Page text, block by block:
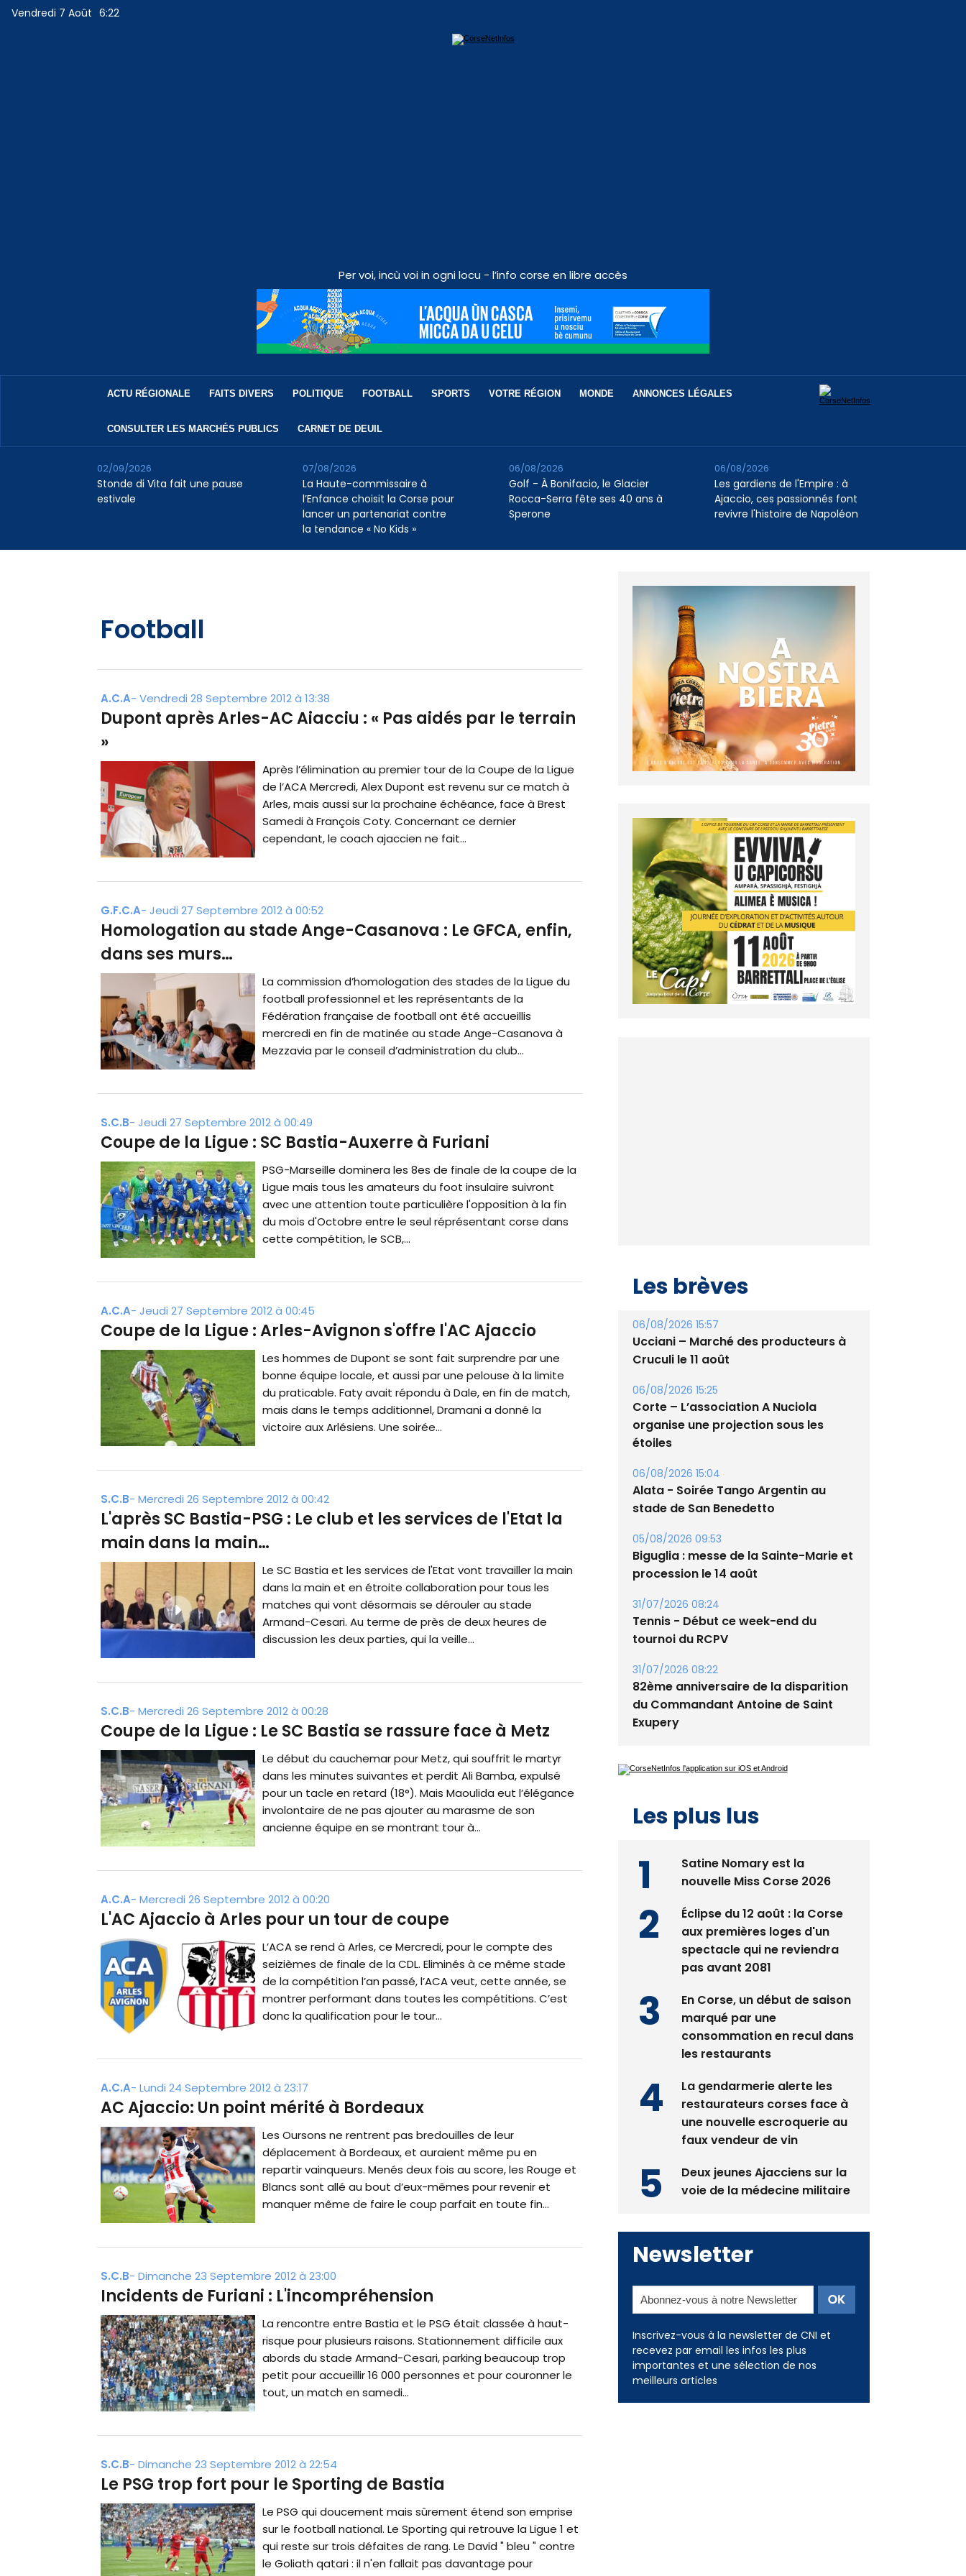
Vendredi 7 Août 6:22
Per voi, incù voi in ogni locu - l’info corse en libre accès
ACTU RÉGIONALE FAITS DIVERS POLITIQUE FOOTBALL SPORTS VOTRE RÉGION MONDE ANNONCES LÉGALES
CONSULTER LES MARCHÉS PUBLICS CARNET DE DEUIL
Stonde di Vita fait une pause
estivale
02/09/2026
La Haute-commissaire à
l’Enfance choisit la Corse pour
lancer un partenariat contre
la tendance « No Kids »
07/08/2026
Golf - À Bonifacio, le Glacier
Rocca-Serra fête ses 40 ans à
Sperone
06/08/2026
Les gardiens de l'Empire : à
Ajaccio, ces passionnés font
revivre l'histoire de Napoléon
06/08/2026
Football
A.C.A- Vendredi 28 Septembre 2012 à 13:38
Dupont après Arles-AC Aiacciu : « Pas aidés par le terrain
»
Après l’élimination au premier tour de la Coupe de la Ligue
de l’ACA Mercredi, Alex Dupont est revenu sur ce match à
Arles, mais aussi sur la prochaine échéance, face à Brest
Samedi à François Coty. Concernant ce dernier
cependant, le coach ajaccien ne fait...
G.F.C.A- Jeudi 27 Septembre 2012 à 00:52
Homologation au stade Ange-Casanova : Le GFCA, enfin,
dans ses murs…
La commission d’homologation des stades de la Ligue du
football professionnel et les représentants de la
Fédération française de football ont été accueillis
mercredi en fin de matinée au stade Ange-Casanova à
Mezzavia par le conseil d’administration du club...
S.C.B- Jeudi 27 Septembre 2012 à 00:49
Coupe de la Ligue : SC Bastia-Auxerre à Furiani
PSG-Marseille dominera les 8es de finale de la coupe de la
Ligue mais tous les amateurs du foot insulaire suivront
avec une attention toute particulière l'opposition à la fin
du mois d'Octobre entre le seul réprésentant corse dans
cette compétition, le SCB,...
A.C.A- Jeudi 27 Septembre 2012 à 00:45
Coupe de la Ligue : Arles-Avignon s'offre l'AC Ajaccio
Les hommes de Dupont se sont fait surprendre par une
bonne équipe locale, et aussi par une pelouse à la limite
du praticable. Faty avait répondu à Dale, en fin de match,
mais dans le temps additionnel, Dramani a donné la
victoire aux Arlésiens. Une soirée...
S.C.B- Mercredi 26 Septembre 2012 à 00:42
L'après SC Bastia-PSG : Le club et les services de l'Etat la
main dans la main…
Le SC Bastia et les services de l'Etat vont travailler la main
dans la main et en étroite collaboration pour tous les
matches qui vont désormais se dérouler au stade
Armand-Cesari. Au terme de près de deux heures de
discussion les deux parties, qui la veille...
S.C.B- Mercredi 26 Septembre 2012 à 00:28
Coupe de la Ligue : Le SC Bastia se rassure face à Metz
Le début du cauchemar pour Metz, qui souffrit le martyr
dans les minutes suivantes et perdit Ali Bamba, expulsé
pour un tacle en retard (18°). Mais Maoulida eut l’élégance
involontaire de ne pas ajouter au marasme de son
ancienne équipe en se montrant tour à...
A.C.A- Mercredi 26 Septembre 2012 à 00:20
L'AC Ajaccio à Arles pour un tour de coupe
L’ACA se rend à Arles, ce Mercredi, pour le compte des
seizièmes de finale de la CDL. Eliminés à ce même stade
de la compétition l’an passé, l’ACA veut, cette année, se
montrer performant dans toutes les compétitions. C’est
donc la qualification pour le tour...
A.C.A- Lundi 24 Septembre 2012 à 23:17
AC Ajaccio: Un point mérité à Bordeaux
Les Oursons ne rentrent pas bredouilles de leur
déplacement à Bordeaux, et auraient même pu en
repartir vainqueurs. Menés deux fois au score, les Rouge et
Blancs sont allé au bout d’eux-mêmes pour revenir et
manquer même de faire le coup parfait en toute fin...
S.C.B- Dimanche 23 Septembre 2012 à 23:00
Incidents de Furiani : L'incompréhension
La rencontre entre Bastia et le PSG était classée à haut-
risque pour plusieurs raisons. Stationnement difficile aux
abords du stade Armand-Cesari, parking beaucoup trop
petit pour accueillir 16 000 personnes et pour couronner le
tout, un match en samedi...
S.C.B- Dimanche 23 Septembre 2012 à 22:54
Le PSG trop fort pour le Sporting de Bastia
Le PSG qui doucement mais sûrement étend son emprise
sur le football national. Le Sporting qui retrouve la Ligue 1 et
qui reste sur trois défaites de rang. Le David " bleu " contre
le Goliath qatari : il n'en fallait pas davantage pour
Les brèves
06/08/2026 15:57
Ucciani – Marché des producteurs à
Cruculi le 11 août
06/08/2026 15:25
Corte – L’association A Nuciola
organise une projection sous les
étoiles
06/08/2026 15:04
Alata - Soirée Tango Argentin au
stade de San Benedetto
05/08/2026 09:53
Biguglia : messe de la Sainte-Marie et
procession le 14 août
31/07/2026 08:24
Tennis - Début ce week-end du
tournoi du RCPV
31/07/2026 08:22
82ème anniversaire de la disparition
du Commandant Antoine de Saint
Exupery
Les plus lus
Satine Nomary est la
nouvelle Miss Corse 2026
Éclipse du 12 août : la Corse
aux premières loges d'un
spectacle qui ne reviendra
pas avant 2081
En Corse, un début de saison
marqué par une
consommation en recul dans
les restaurants
La gendarmerie alerte les
restaurateurs corses face à
une nouvelle escroquerie au
faux vendeur de vin
Deux jeunes Ajacciens sur la
voie de la médecine militaire
Newsletter
Inscrivez-vous à la newsletter de CNI et
recevez par email les infos les plus
importantes et une sélection de nos
meilleurs articles